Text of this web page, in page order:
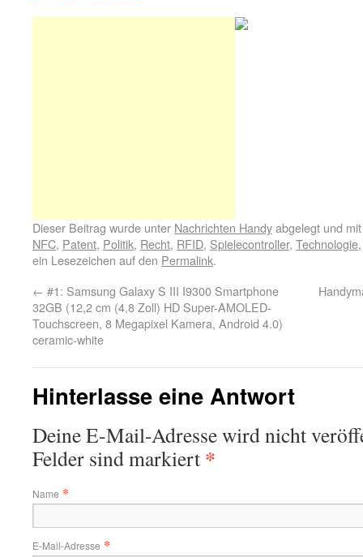
Dieser Beitrag wurde unter Nachrichten Handyabgelegt und
NFC, Patent, Politik, Recht, RFID, Spielecontroller, Technologie
ein Lesezeichen auf den Permalink.
← #1: Samsung Galaxy S III I9300 Smartphone
32GB (12,2 cm (4,8 Zoll) HD Super-AMOLED-
Touchscreen, 8 Megapixel Kamera, Android 4.0)
ceramic-white
Hinterlasse eine Antwort
Deine E-Mail-Adresse wird nicht
Felder sind markiert *
Name *
E-Mail-Adresse *